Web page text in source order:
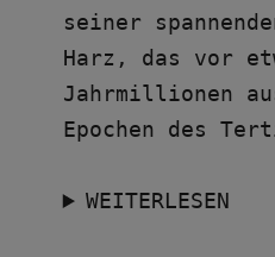
seiner
Harz, das vor
Jahrmillionen
Epochen des
WEITERLESEN